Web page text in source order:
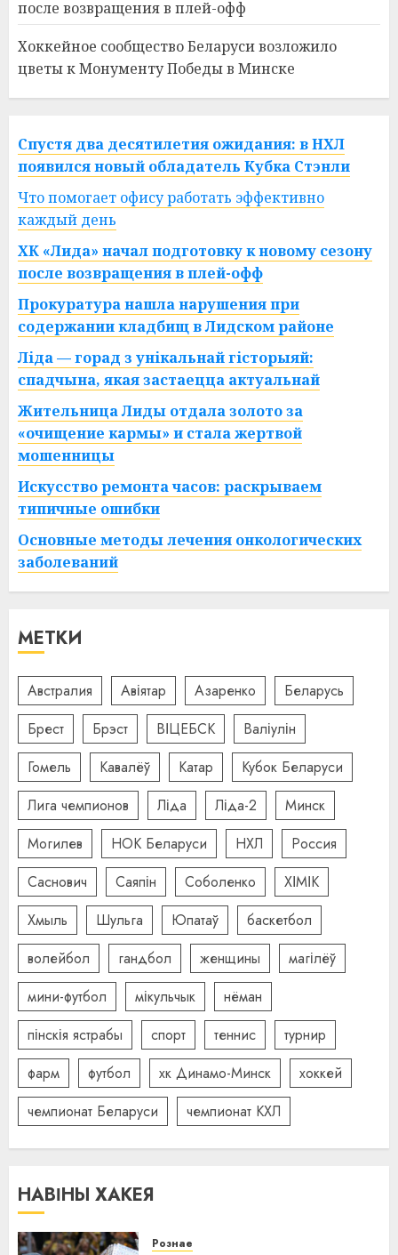
после возвращения в плей-офф
Хоккейное сообщество Беларуси возложило
цветы к Монументу Победы в Минске
Спустя два десятилетия ожидания: в НХЛ
появился новый обладатель Кубка Стэнли
Что помогает офису работать эффективно
каждый день
ХК «Лида» начал подготовку к новому сезону
после возвращения в плей-офф
Прокуратура нашла нарушения при
содержании кладбищ в Лидском районе
Ліда — горад з унікальнай гісторыяй:
спадчына, якая застаецца актуальнай
Жительница Лиды отдала золото за
«очищение кармы» и стала жертвой
мошенницы
Искусство ремонта часов: раскрываем
типичные ошибки
Основные методы лечения онкологических
заболеваний
МЕТКИ
Австралия Авіятар Азаренко
Беларусь
Брест
Брэст ВІЦЕБСК
Валіулін
Гомель
Кавалёў Катар
Кубок Беларуси
Лига чемпионов
Ліда Ліда-2
Минск
Могилев
НОК Беларуси НХЛ
Россия
Саснович
Саяпін Соболенко
ХІМІК
Хмыль
Шульга Юпатаў
баскетбол
волейбол
гандбол женщины
магілёў
мини-футбол
мікульчык
нёман
пінскія ястрабы
спорт теннис
турнир
фарм
футбол хк Динамо-Минск
хоккей
чемпионат Беларуси
чемпионат КХЛ
НАВІНЫ ХАКЕЯ
Рознае